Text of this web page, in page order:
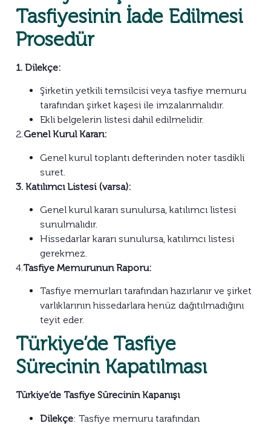
Tasfiyesinin İade Edilmesi
Prosedür
1. Dilekçe:
Şirketin yetkili temsilcisi veya tasfiye memuru
tarafından şirket kaşesi ile imzalanmalıdır.
Ekli belgelerin listesi dahil edilmelidir.
2.Genel Kurul Kararı:
Genel kurul toplantı defterinden noter tasdikli
suret.
3. Katılımcı Listesi (varsa):
Genel kurul kararı sunulursa, katılımcı listesi
sunulmalıdır.
Hissedarlar kararı sunulursa, katılımcı listesi
gerekmez.
4.Tasfiye Memurunun Raporu:
Tasfiye memurları tarafından hazırlanır ve şirket
varlıklarının hissedarlara henüz dağıtılmadığını
teyit eder.
Türkiye’de Tasfiye
Sürecinin Kapatılması
Türkiye’de Tasfiye Sürecinin Kapanışı
Dilekçe: Tasfiye memuru tarafından